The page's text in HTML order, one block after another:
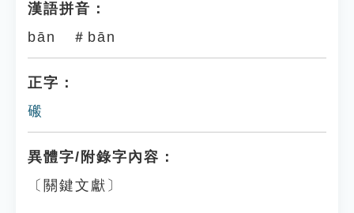
漢語拼音：
bān ＃bān
正字：
䃑
異體字/附錄字內容：
〔關鍵文獻〕